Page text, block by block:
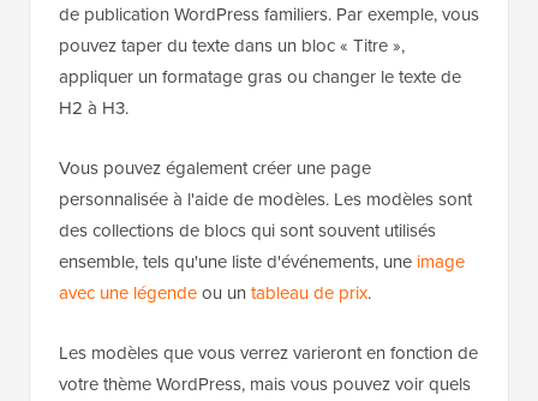
de publication WordPress familiers. Par exemple, vous
pouvez taper du texte dans un bloc « Titre »,
appliquer un formatage gras ou changer le texte de
H2 à H3.
Vous pouvez également créer une page
personnalisée à l'aide de modèles. Les modèles sont
des collections de blocs qui sont souvent utilisés
ensemble, tels qu'une liste d'événements, une image
avec une légendeou un tableau de prix.
Les modèles que vous verrez varieront en fonction de
votre thème WordPress, mais vous pouvez voir quels